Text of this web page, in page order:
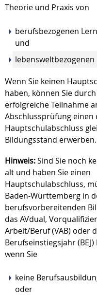
Theorie und Praxis von
berufsbezogenen
und
Wenn Sie keinen
haben, können Sie
erfolgreiche Teilnahme
Abschlussprüfung einen
Hauptschulabschluss
Bildungsstand erwerben.
Hinweis:Sind Sie noch
alt und haben Sie einen
Hauptschulabschluss,
Baden-Württemberg in
berufsvorbereitenden
das AVdual,
Arbeit/Beruf (VAB) oder
Berufseinstiegsjahr
wenn Sie
keine
oder